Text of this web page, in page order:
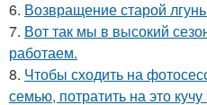
6. Возвращение старой
7. Вот так мы в высокий
работаем.
8. Чтобы сходить на
семью, потратить на это